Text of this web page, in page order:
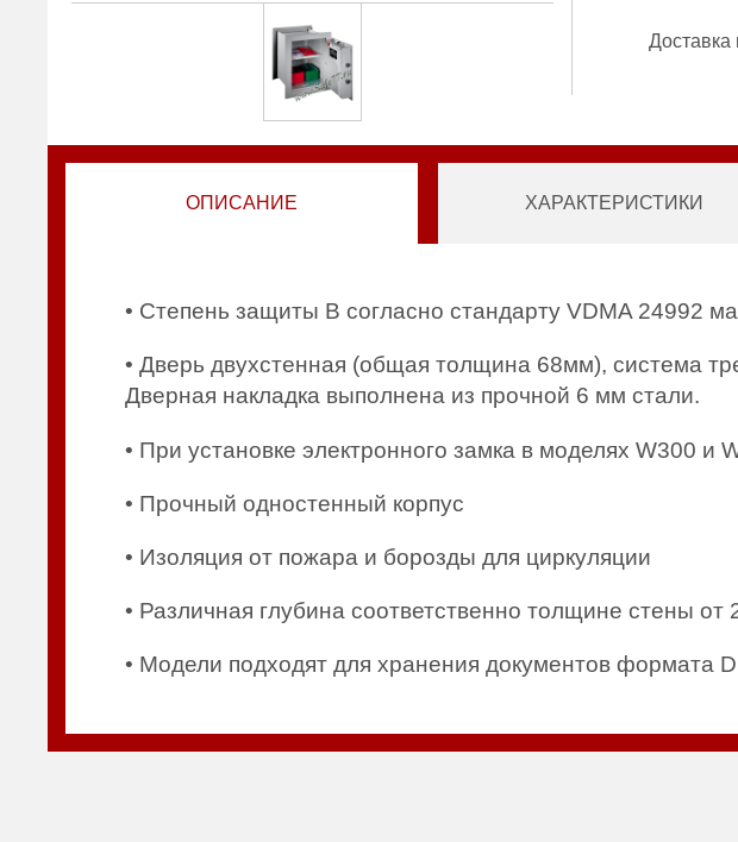
Доставка
ОПИСАНИЕ ХАРАКТЕРИСТИКИ
• Степень защиты B согласно стандарту VDMA 24992
• Дверь двухстенная (общая толщина 68мм), система
Дверная накладка выполнена из прочной 6 мм стали.
• При установке электронного замка в моделях W300 и
• Прочный одностенный корпус
• Изоляция от пожара и борозды для циркуляции
• Различная глубина соответственно толщине стены
• Модели подходят для хранения документов формата